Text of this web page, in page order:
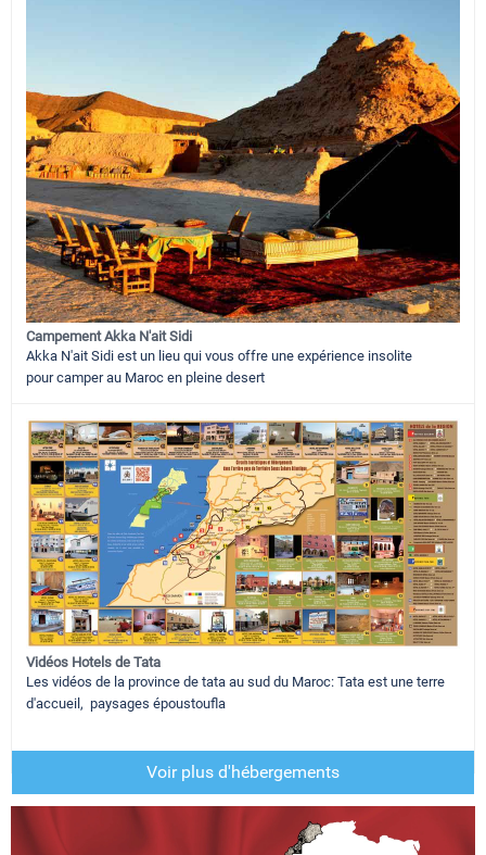
Campement Akka N'ait Sidi
Akka N'ait Sidi est un lieu qui vous offre une expérience insolite
pour camper au Maroc en pleine desert
Vidéos Hotels de Tata
Les vidéos de la province de tata au sud du Maroc: Tata est une terre
d'accueil, paysages époustoufla
Voir plus d'hébergements